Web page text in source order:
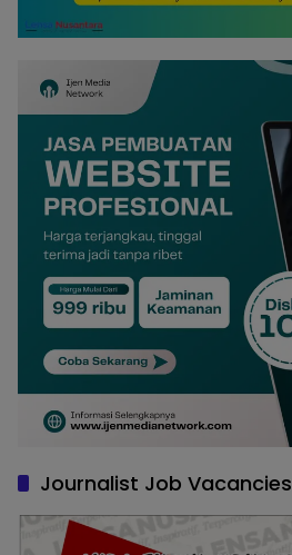
Journalist Job Vacancies